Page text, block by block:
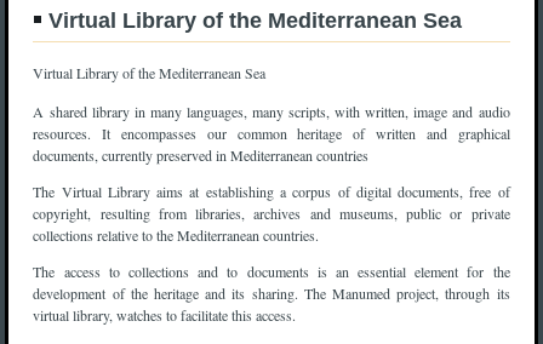
Virtual Library of the Mediterranean Sea
Virtual Library of the Mediterranean Sea
A shared library in many languages, many scripts, with written, image and audio
resources. It encompasses our common heritage of written and graphical
documents, currently preserved in Mediterranean countries
The Virtual Library aims at establishing a corpus of digital documents, free of
copyright, resulting from libraries, archives and museums, public or private
collections relative to the Mediterranean countries.
The access to collections and to documents is an essential element for the
development of the heritage and its sharing. The Manumed project, through its
virtual library, watches to facilitate this access.